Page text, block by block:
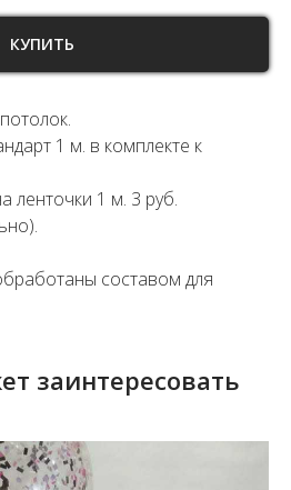
КУПИТЬ
1 м. в комплекте к
ленточки 1 м. 3 руб.
составом для
заинтересовать